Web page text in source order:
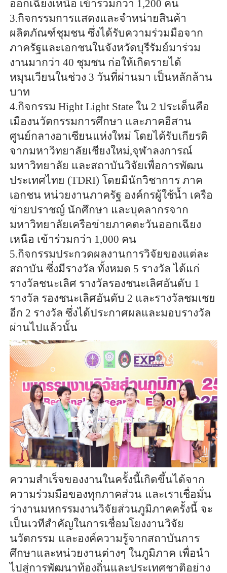
ออกเฉียงเหนือ เข้าร่วมกว่า 1,200 คน
3.กิจกรรมการแสดงและจำหน่ายสินค้า
ผลิตภัณฑ์ชุมชน ซึ่งได้รับความร่วมมือจาก
ภาครัฐและเอกชนในจังหวัดบุรีรัมย์มาร่วม
งานมากว่า 40 ชุมชน ก่อให้เกิดรายได้
หมุนเวียนในช่วง 3 วันที่ผ่านมา เป็นหลักล้าน
บาท
4.กิจกรรม Hight Light State ใน 2 ประเด็นคือ
เมืองนวัตกรรมการศึกษา และภาคอีสาน
ศูนย์กลางอาเซียนแห่งใหม่ โดยได้รับเกียรติ
จากมหาวิทยาลัยเชียงใหม่,จุฬาลงการณ์
มหาวิทยาลัย และสถาบันวิจัยเพื่อการพัฒน
ประเทศไทย (TDRI) โดยมีนักวิชาการ ภาค
เอกชน หน่วยงานภาครัฐ องค์กรผู้ใช้น้ำ เครือ
ข่ายปราชญ์ นักศึกษา และบุคลากรจาก
มหาวิทยาลัยเครือข่ายภาคตะวันออกเฉียง
เหนือ เข้าร่วมกว่า 1,000 คน
5.กิจกรรมประกวดผลงานการวิจัยของแต่ละ
สถาบัน ซึ่งมีรางวัล ทั้งหมด 5 รางวัล ได้แก่
รางวัลชนะเลิศ รางวัลรองชนะเลิศอันดับ 1
รางวัล รองชนะเลิศอันดับ 2 และรางวัลชมเชย
อีก 2 รางวัล ซึ่งได้ประกาศผลและมอบรางวัล
ผ่านไปแล้วนั้น
ความสำเร็จของงานในครั้งนี้เกิดขึ้นได้จาก
ความร่วมมือของทุกภาคส่วน และเราเชื่อมั่น
ว่างานมหกรรมงานวิจัยส่วนภูมิภาคครั้งนี้ จะ
เป็นเวทีสำคัญในการเชื่อมโยงงานวิจัย
นวัตกรรม และองค์ความรู้จากสถาบันการ
ศึกษาและหน่วยงานต่างๆ ในภูมิภาค เพื่อนำ
ไปสู่การพัฒนาท้องถิ่นและประเทศชาติอย่าง